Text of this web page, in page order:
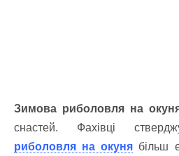
Зимова риболовля на
снастей. Фахівці
риболовля на окуня більш